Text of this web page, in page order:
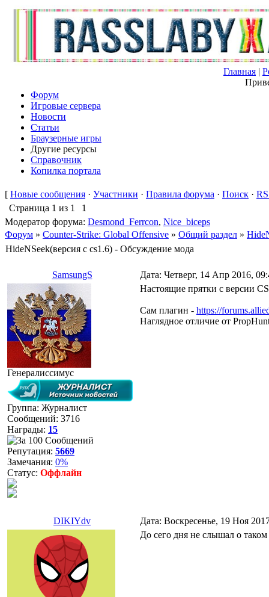
Главная |
Форум
Игровые сервера
Новости
Статьи
Браузерные игры
Другие ресурсы
Справочник
Копилка портала
[ Новые сообщения · Участники · Правила форума · Поиск ·
Страница 1 из 1
1
Модератор форума: Desmond_Ferrcon, Nice_biceps
Форум » Counter-Strike: Global Offensive » Общий раздел »
HideNSeek(версия с cs1.6) - Обсуждение мода
SamsungS Дата: Четверг, 14 Апр 2016,
Генералиссимус
Группа: Журналист
Сообщений: 3716
Награды: 15
Репутация: 5669
Замечания: 0%
Статус: Оффлайн
Настоящие прятки с версии
Сам плагин - https://
Наглядное отличие от
DIKIYdv Дата: Воскресенье, 19 Ноя
До сего дня не слышал о таком